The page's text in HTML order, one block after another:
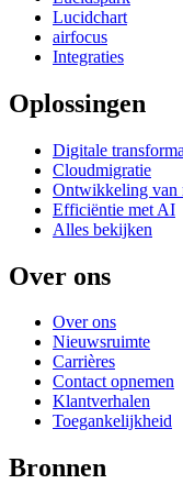
Lucidchart
airfocus
Integraties
Oplossingen
Digitale
Cloudmigratie
Ontwikkeling van
Efficiëntie met AI
Alles bekijken
Over ons
Over ons
Nieuwsruimte
Carrières
Contact opnemen
Klantverhalen
Toegankelijkheid
Bronnen